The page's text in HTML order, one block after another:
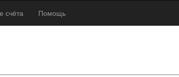
счёта Помощь